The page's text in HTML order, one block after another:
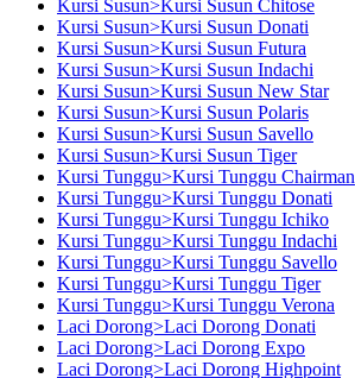
Kursi Susun>Kursi Susun Chitose
Kursi Susun>Kursi Susun Donati
Kursi Susun>Kursi Susun Futura
Kursi Susun>Kursi Susun Indachi
Kursi Susun>Kursi Susun New Star
Kursi Susun>Kursi Susun Polaris
Kursi Susun>Kursi Susun Savello
Kursi Susun>Kursi Susun Tiger
Kursi Tunggu>Kursi Tunggu Chairman
Kursi Tunggu>Kursi Tunggu Donati
Kursi Tunggu>Kursi Tunggu Ichiko
Kursi Tunggu>Kursi Tunggu Indachi
Kursi Tunggu>Kursi Tunggu Savello
Kursi Tunggu>Kursi Tunggu Tiger
Kursi Tunggu>Kursi Tunggu Verona
Laci Dorong>Laci Dorong Donati
Laci Dorong>Laci Dorong Expo
Laci Dorong>Laci Dorong Highpoint